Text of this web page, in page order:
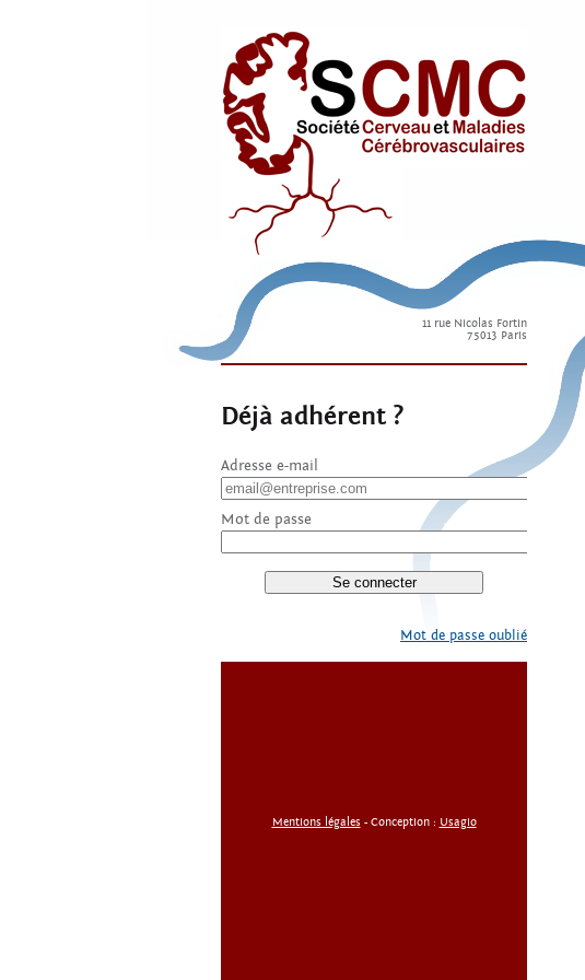
11 rue Nicolas Fortin
75013 Paris
Déjà adhérent ?
Adresse e-mail
Mot de passe
Mot de passe oublié
Mentions légales - Conception : Usagio